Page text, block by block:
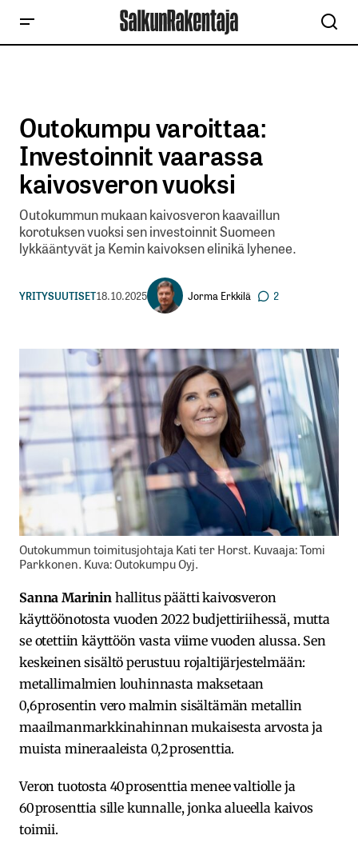
Outokumpu varoittaa:
Investoinnit vaarassa
kaivosveron vuoksi
Outokummun mukaan kaivosveron kaavaillun
korotuksen vuoksi sen investoinnit Suomeen
lykkääntyvät ja Kemin kaivoksen elinikä lyhenee.
YRITYSUUTISET18.10.2025 Jorma Erkkilä 2
Outokummun toimitusjohtaja Kati ter Horst. Kuvaaja: Tomi
Parkkonen. Kuva: Outokumpu Oyj.
Sanna Marininhallitus päätti kaivosveron
käyttöönotosta vuoden 2022 budjettiriihessä, mutta
se otettiin käyttöön vasta viime vuoden alussa. Sen
keskeinen sisältö perustuu rojaltijärjestelmään:
metallimalmien louhinnasta maksetaan
0,6 prosentin vero malmin sisältämän metallin
maailmanmarkkinahinnan mukaisesta arvosta ja
muista mineraaleista 0,2 prosenttia. ​
Veron tuotosta 40 prosenttia menee valtiolle ja
60 prosenttia sille kunnalle, jonka alueella kaivos
toimii.